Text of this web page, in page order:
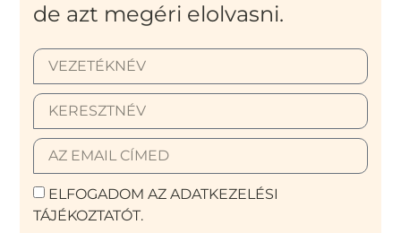
de azt megéri elolvasni.
ELFOGADOM AZ ADATKEZELÉSI
TÁJÉKOZTATÓT.